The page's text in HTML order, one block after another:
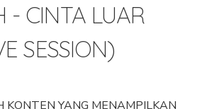
- CINTA LUAR
SESSION)
YANG MENAMPILKAN